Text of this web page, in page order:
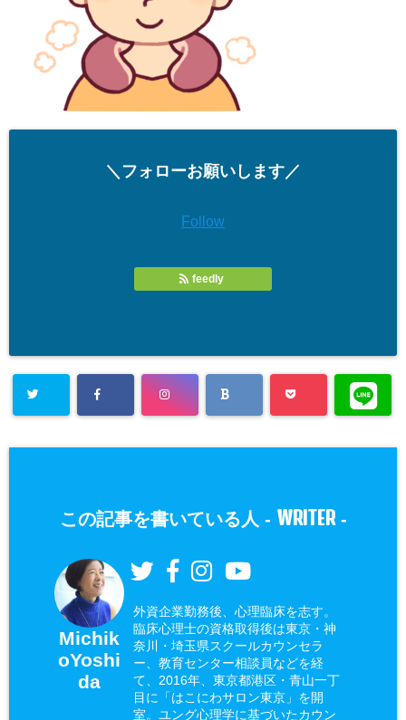
＼フォローお願いします／
Follow
feedly
この記事を書いている人 - WRITER-
Michik
oYoshi
da
外資企業勤務後、心理臨床を志す。
臨床心理士の資格取得後は東京・神
奈川・埼玉県スクールカウンセラ
ー、教育センター相談員などを経
て、2016年、東京都港区・青山一丁
目に「はこにわサロン東京」を開
室。ユング心理学に基づいたカウン